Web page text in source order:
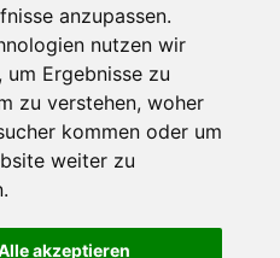
anzupassen.
nutzen wir
um Ergebnisse zu
zu verstehen, woher
kommen oder um
weiter zu
akzeptieren